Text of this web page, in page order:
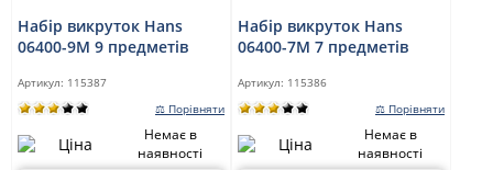
Набір викруток Hans
06400-9M 9 предметів
Артикул: 115387
⚖ Порівняти
Немає в
наявності
Набір викруток Hans
06400-7M 7 предметів
Артикул: 115386
⚖ Порівняти
Немає в
наявності